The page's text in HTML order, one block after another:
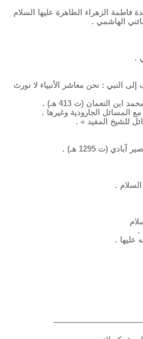
الهاشمي .
.
النبي : نحن معاشر الأنبياء لا نورث
النعمان (ت 413 هـ) .
المسائل الجارودية وغيرها .
للشيخ المفيد » .
(ت 1295 هـ) .
.
.
عليها .